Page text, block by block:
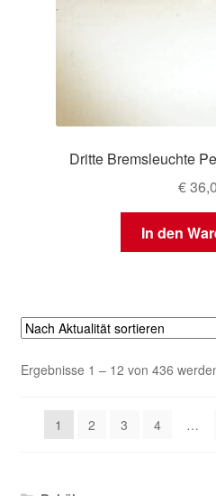
Dritte Bremsleuchte
€
In den
Ergebnisse 1 – 12 von 436
1
2 3 4 …